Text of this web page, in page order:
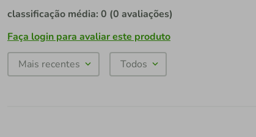
classificação média: 0 (0 avaliações)
Faça login para avaliar este produto
Mais recentes Todos